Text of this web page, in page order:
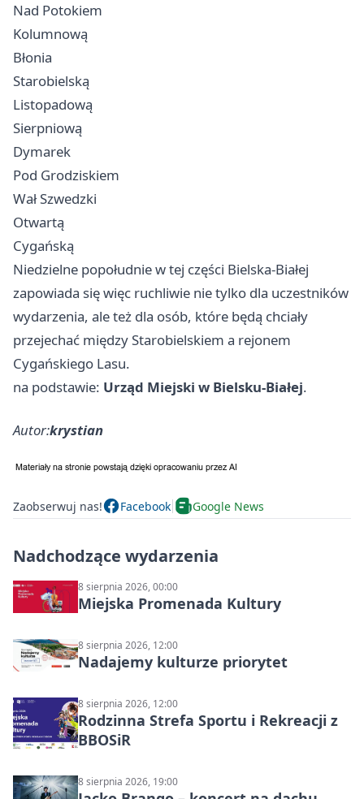
Nad Potokiem
Kolumnową
Błonia
Starobielską
Listopadową
Sierpniową
Dymarek
Pod Grodziskiem
Wał Szwedzki
Otwartą
Cygańską
Niedzielne popołudnie w tej części Bielska-Białej
zapowiada się więc ruchliwie nie tylko dla uczestników
wydarzenia, ale też dla osób, które będą chciały
przejechać między Starobielskiem a rejonem
Cygańskiego Lasu.
na podstawie: Urząd Miejski w Bielsku-Białej.
Autor:krystian
Zaobserwuj nas! Facebook Google News
Nadchodzące wydarzenia
8 sierpnia 2026, 00:00
Miejska Promenada Kultury
8 sierpnia 2026, 12:00
Nadajemy kulturze priorytet
8 sierpnia 2026, 12:00
Rodzinna Strefa Sportu i Rekreacji z
BBOSiR
8 sierpnia 2026, 19:00